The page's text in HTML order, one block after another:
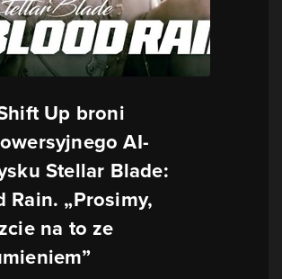
Up broni
AI-
Stellar Blade:
Rain. „Prosimy,
na to ze